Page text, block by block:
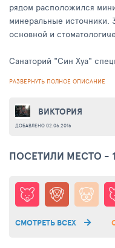
рядом расположился
минеральные источники.
основной и
Санаторий "Син Хуа"
двигательной,
Главные методы
окружающей природы:
организма, лечение
Применяются также
медицины:
РАЗВЕРНУТЬ ПОЛНОЕ ОПИСАНИЕ
ВИКТОРИЯ
ДОБАВЛЕНО 02.06.2016
ПОСЕТИЛИ МЕСТО -
СМОТРЕТЬ ВСЕХ